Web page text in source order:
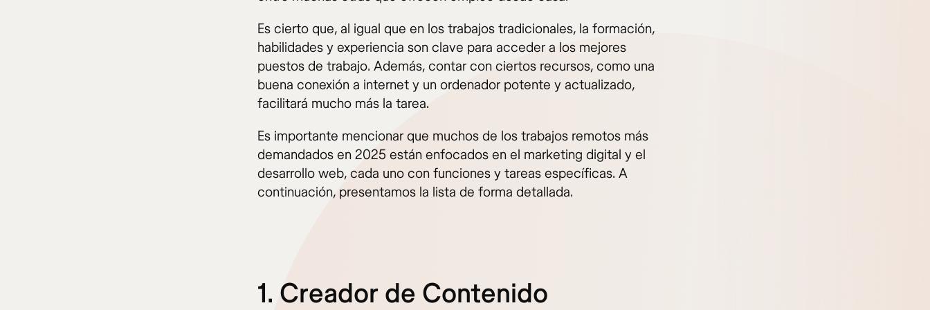
Es cierto que, al igual que en los trabajos tradicionales, la formación,
habilidades y experiencia son clave para acceder a los mejores
puestos de trabajo. Además, contar con ciertos recursos, como una
buena conexión a internet y un ordenador potente y actualizado,
facilitará mucho más la tarea.
Es importante mencionar que muchos de los trabajos remotos más
demandados en 2025 están enfocados en el marketing digital y el
desarrollo web, cada uno con funciones y tareas específicas. A
continuación, presentamos la lista de forma detallada.
1. Creador de Contenido